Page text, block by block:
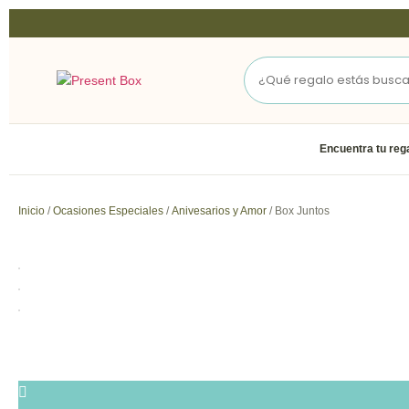
Encuentra tu
Inicio /Ocasiones Especiales /Anivesarios y Amor / Box Juntos